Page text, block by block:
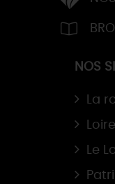
NOS
La
Le